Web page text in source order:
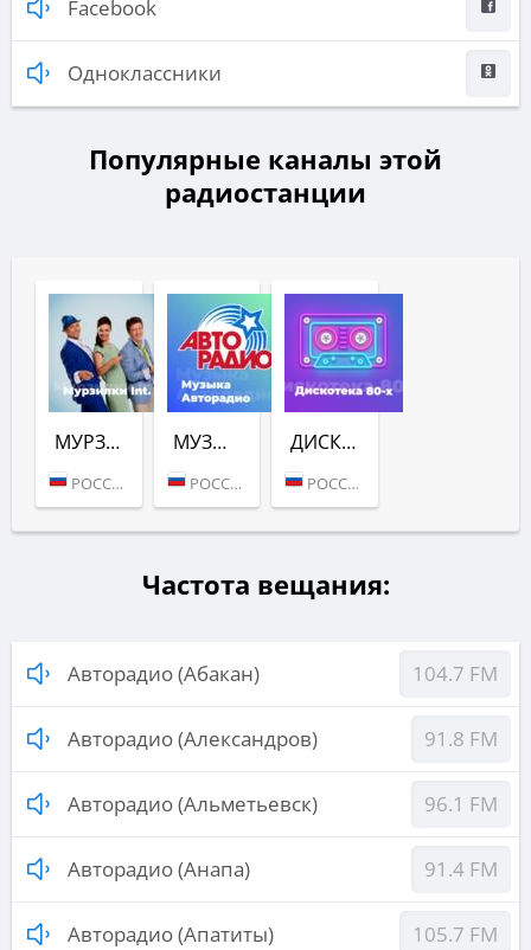
Facebook
Одноклассники
Популярные каналы этой
радиостанции
МУРЗИЛКИ INT. (АВТОРАДИО)
РОССИЯ (МОСКВА)
МУЗЫКА (АВТОРАДИО)
РОССИЯ (МОСКВА)
ДИСКОТЕКА 80-Х (АВТОРАДИО)
РОССИЯ (МОСКВА)
Частота вещания:
Авторадио (Абакан) 104.7 FM
Авторадио (Александров) 91.8 FM
Авторадио (Альметьевск) 96.1 FM
Авторадио (Анапа) 91.4 FM
Авторадио (Апатиты) 105.7 FM